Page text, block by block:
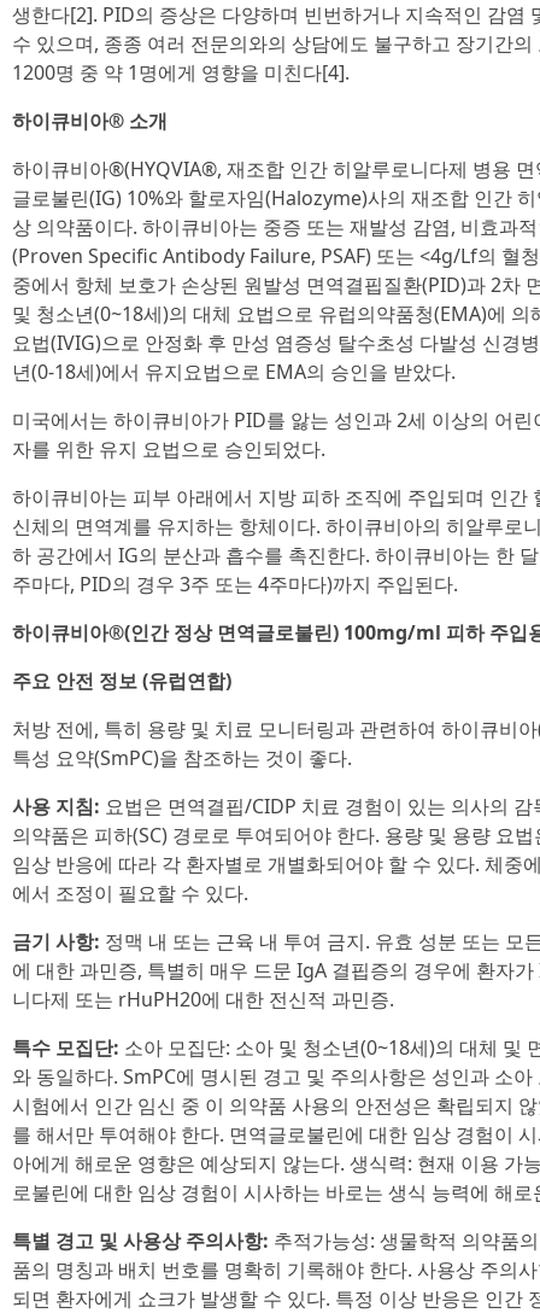
생한다[2]. PID의 증상은 다양하며 빈번하거나 지속적인 감염
수 있으며, 종종 여러 전문의와의 상담에도 불구하고 장기간
1200명 중 약 1명에게 영향을 미친다[4].
하이큐비아® 소개
하이큐비아®(HYQVIA®, 재조합 인간 히알루로니다제 병용
글로불린(IG) 10%와 할로자임(Halozyme)사의 재조합 인간
상 의약품이다. 하이큐비아는 중증 또는 재발성 감염, 비효과
(Proven Specific Antibody Failure, PSAF) 또는 <4g/Lf의 혈
중에서 항체 보호가 손상된 원발성 면역결핍질환(PID)과 2차
및 청소년(0~18세)의 대체 요법으로 유럽의약품청(EMA)에
요법(IVIG)으로 안정화 후 만성 염증성 탈수초성 다발성 신경
년(0-18세)에서 유지요법으로 EMA의 승인을 받았다.
미국에서는 하이큐비아가 PID를 앓는 성인과 2세 이상의 어
자를 위한 유지 요법으로 승인되었다.
하이큐비아는 피부 아래에서 지방 피하 조직에 주입되며 인간
신체의 면역계를 유지하는 항체이다. 하이큐비아의 히알루로
하 공간에서 IG의 분산과 흡수를 촉진한다. 하이큐비아는 한
주마다, PID의 경우 3주 또는 4주마다)까지 주입된다.
하이큐비아®(인간 정상 면역글로불린) 100mg/ml 피하 주입
주요 안전 정보 (유럽연합)
처방 전에, 특히 용량 및 치료 모니터링과 관련하여 하이큐비
특성 요약(SmPC)을 참조하는 것이 좋다.
사용 지침: 요법은 면역결핍/CIDP 치료 경험이 있는 의사의
의약품은 피하(SC) 경로로 투여되어야 한다. 용량 및 용량 요
임상 반응에 따라 각 환자별로 개별화되어야 할 수 있다. 체중
에서 조정이 필요할 수 있다.
금기 사항: 정맥 내 또는 근육 내 투여 금지. 유효 성분 또는 모
에 대한 과민증, 특별히 매우 드문 IgA 결핍증의 경우에 환자
니다제 또는 rHuPH20에 대한 전신적 과민증.
특수 모집단: 소아 모집단: 소아 및 청소년(0~18세)의 대체 및
와 동일하다. SmPC에 명시된 경고 및 주의사항은 성인과 소
시험에서 인간 임신 중 이 의약품 사용의 안전성은 확립되지
를 해서만 투여해야 한다. 면역글로불린에 대한 임상 경험이
아에게 해로운 영향은 예상되지 않는다. 생식력: 현재 이용 가
로불린에 대한 임상 경험이 시사하는 바로는 생식 능력에 해
특별 경고 및 사용상 주의사항: 추적가능성: 생물학적 의약품
품의 명칭과 배치 번호를 명확히 기록해야 한다. 사용상 주의
되면 환자에게 쇼크가 발생할 수 있다. 특정 이상 반응은 인간